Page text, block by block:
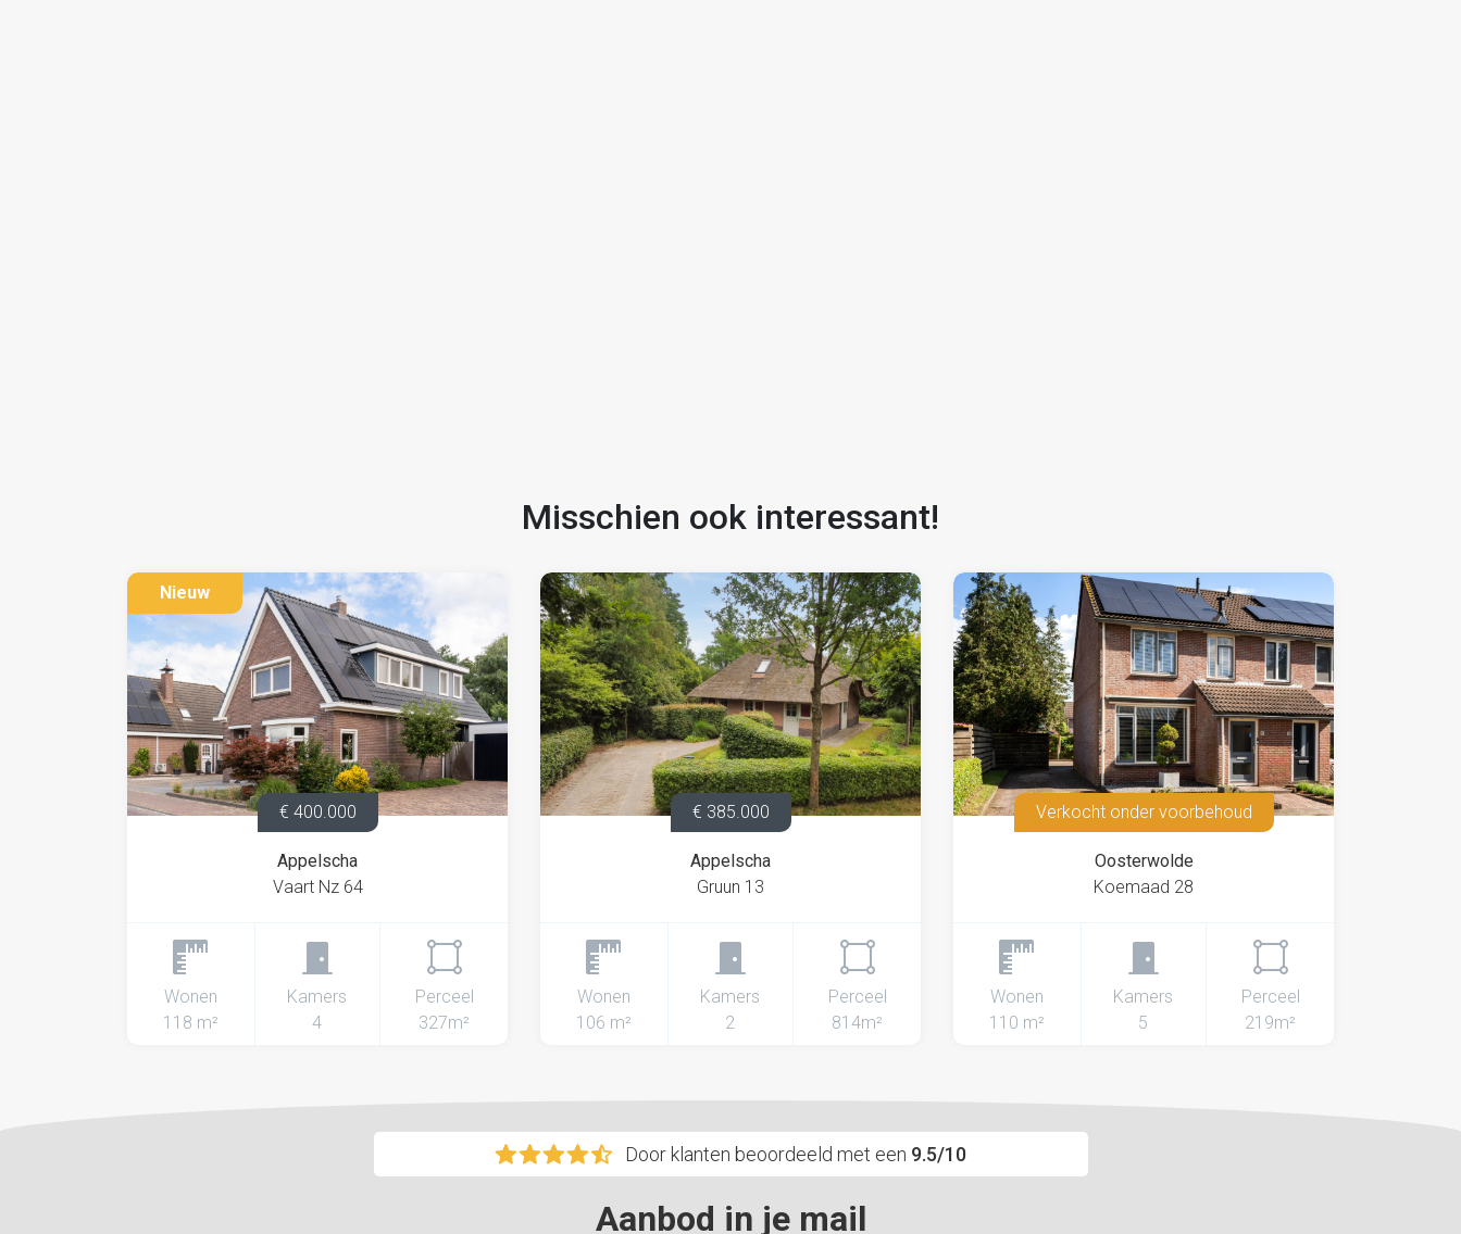
Misschien ook interessant!
Nieuw
€ 400.000
Appelscha
Vaart Nz 64
Wonen
118 m²
Kamers
4
Perceel
327m²
€ 385.000
Appelscha
Gruun 13
Wonen
106 m²
Kamers
2
Perceel
814m²
Verkocht onder voorbehoud
Oosterwolde
Koemaad 28
Wonen
110 m²
Kamers
5
Perceel
219m²
Door klanten beoordeeld met een 9.5/10
Aanbod in je mail